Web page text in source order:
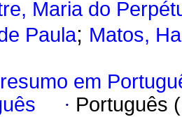
Maria do
Paula; Matos,
resumo em
· Português